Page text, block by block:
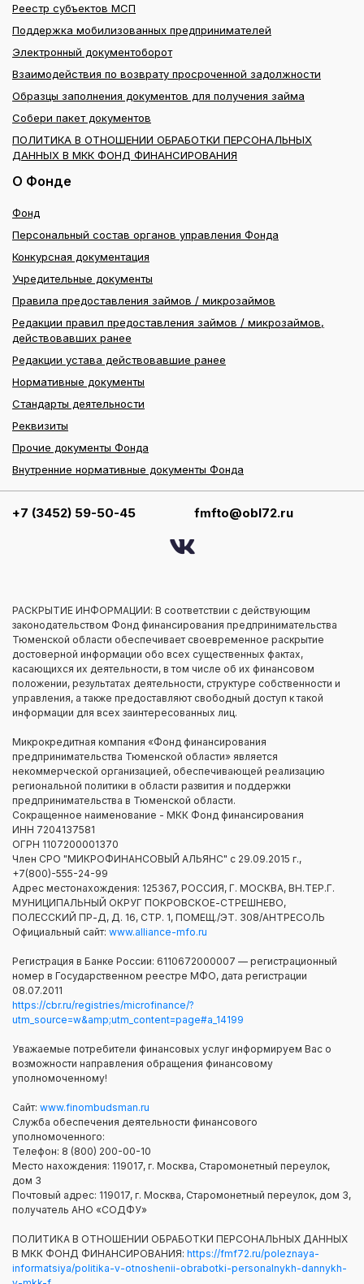
Реестр субъектов МСП
Поддержка мобилизованных предпринимателей
Электронный документоборот
Взаимодействия по возврату просроченной задолжности
Образцы заполнения документов для получения займа
Собери пакет документов
ПОЛИТИКА В ОТНОШЕНИИ ОБРАБОТКИ ПЕРСОНАЛЬНЫХ
ДАННЫХ В МКК ФОНД ФИНАНСИРОВАНИЯ
О Фонде
Фонд
Персональный состав органов управления Фонда
Конкурсная документация
Учредительные документы
Правила предоставления займов / микрозаймов
Редакции правил предоставления займов / микрозаймов,
действовавших ранее
Редакции устава действовавшие ранее
Нормативные документы
Стандарты деятельности
Реквизиты
Прочие документы Фонда
Внутренние нормативные документы Фонда
+7 (3452) 59-50-45 fmfto@obl72.ru
РАСКРЫТИЕ ИНФОРМАЦИИ: В соответствии с действующим
законодательством Фонд финансирования предпринимательства
Тюменской области обеспечивает своевременное раскрытие
достоверной информации обо всех существенных фактах,
касающихся их деятельности, в том числе об их финансовом
положении, результатах деятельности, структуре собственности и
управления, а также предоставляют свободный доступ к такой
информации для всех заинтересованных лиц.
Микрокредитная компания «Фонд финансирования
предпринимательства Тюменской области» является
некоммерческой организацией, обеспечивающей реализацию
региональной политики в области развития и поддержки
предпринимательства в Тюменской области.
Сокращенное наименование - МКК Фонд финансирования
ИНН 7204137581
ОГРН 1107200001370
Член СРО "МИКРОФИНАНСОВЫЙ АЛЬЯНС" с 29.09.2015 г.,
+7(800)-555-24-99
Адрес местонахождения: 125367, РОССИЯ, Г. МОСКВА, ВН.ТЕР.Г.
МУНИЦИПАЛЬНЫЙ ОКРУГ ПОКРОВСКОЕ-СТРЕШНЕВО,
ПОЛЕССКИЙ ПР-Д, Д. 16, СТР. 1, ПОМЕЩ./ЭТ. 308/АНТРЕСОЛЬ
Официальный сайт: www.alliance-mfo.ru
Регистрация в Банке России: 6110672000007 — регистрационный
номер в Государственном реестре МФО, дата регистрации
08.07.2011
https://cbr.ru/registries/microfinance/?
utm_source=w&amp;utm_content=page#a_14199
Уважаемые потребители финансовых услуг информируем Вас о
возможности направления обращения финансовому
уполномоченному!
Сайт: www.finombudsman.ru
Служба обеспечения деятельности финансового
уполномоченного:
Телефон: 8 (800) 200-00-10
Место нахождения: 119017, г. Москва, Старомонетный переулок,
дом 3
Почтовый адрес: 119017, г. Москва, Старомонетный переулок, дом 3,
получатель АНО «СОДФУ»
ПОЛИТИКА В ОТНОШЕНИИ ОБРАБОТКИ ПЕРСОНАЛЬНЫХ ДАННЫХ
В МКК ФОНД ФИНАНСИРОВАНИЯ: https://fmf72.ru/poleznaya-
informatsiya/politika-v-otnoshenii-obrabotki-personalnykh-dannykh-